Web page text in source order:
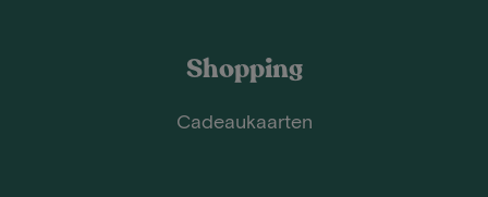
Shopping
Cadeaukaarten